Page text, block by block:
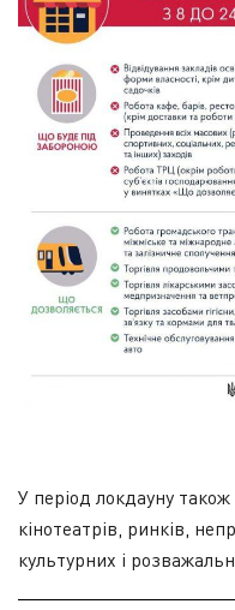
У період локдауну
кінотеатрів, ринків,
культурних і